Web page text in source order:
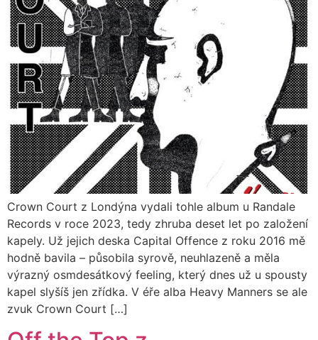
Crown Court z Londýna vydali tohle album u Randale
Records v roce 2023, tedy zhruba deset let po založení
kapely. Už jejich deska Capital Offence z roku 2016 mě
hodně bavila – působila syrově, neuhlazeně a měla
výrazný osmdesátkový feeling, který dnes už u spousty
kapel slyšíš jen zřídka. V éře alba Heavy Manners se ale
zvuk Crown Court […]